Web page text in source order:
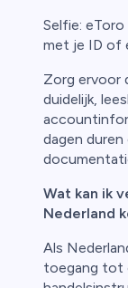
Selfie:
met je ID of
Zorg ervoor
duidelijk,
dagen duren
Wat kan ik
Nederland
Als
toegang tot